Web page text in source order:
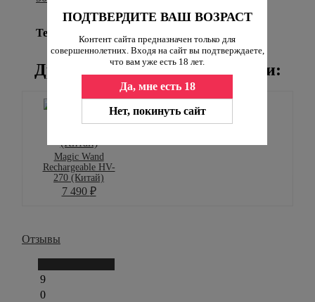
ПОДТВЕРДИТЕ ВАШ ВОЗРАСТ
Контент сайта предназначен только для
совершеннолетних. Входя на сайт вы подтверждаете,
что вам уже есть 18 лет.
Да, мне есть 18
Нет, покинуть сайт
Теги:
Другие товары этой коллекции:
Magic Wand
Rechargeable HV-
270 (Китай)
7 490 ₽
Отзывы
9
0